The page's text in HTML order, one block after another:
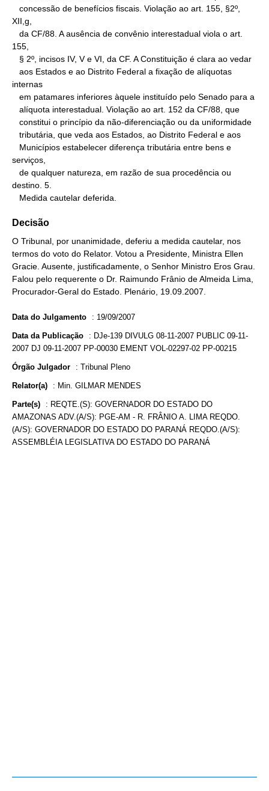
XII,g,
155,
internas
serviços,
destino. 5.
   Medida cautelar deferida.
Decisão
O Tribunal, por unanimidade, deferiu a medida cautelar, nos
termos do voto do Relator. Votou a Presidente, Ministra Ellen
Gracie. Ausente, justificadamente, o Senhor Ministro Eros Grau.
Falou pelo requerente o Dr. Raimundo Frânio de Almeida Lima,
Procurador-Geral do Estado. Plenário, 19.09.2007.
Data do Julgamento : 19/09/2007
Data da Publicação : DJe-139 DIVULG 08-11-2007 PUBLIC 09-11-
2007 DJ 09-11-2007 PP-00030 EMENT VOL-02297-02 PP-00215
Órgão Julgador : Tribunal Pleno
Relator(a) : Min. GILMAR MENDES
Parte(s) : REQTE.(S): GOVERNADOR DO ESTADO DO
AMAZONAS ADV.(A/S): PGE-AM - R. FRÂNIO A. LIMA REQDO.
(A/S): GOVERNADOR DO ESTADO DO PARANÁ REQDO.(A/S):
ASSEMBLÉIA LEGISLATIVA DO ESTADO DO PARANÁ